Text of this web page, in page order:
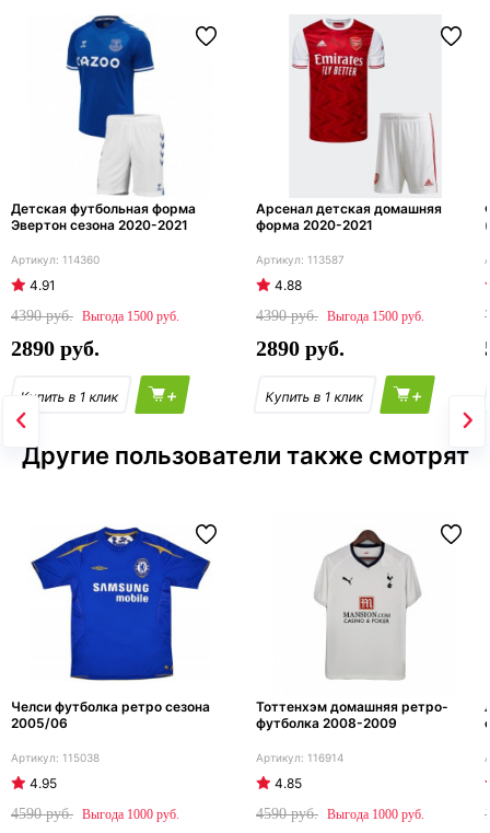
Детская футбольная форма
Эвертон сезона 2020-2021
114360
4.91
4390
1500
2890
+
Арсенал детская домашняя
форма 2020-2021
113587
4.88
4390
1500
2890
+
Другие пользователи также смотрят
Челси футболка ретро сезона
2005/06
115038
4.95
4590
1000
Тоттенхэм домашняя ретро-
футболка 2008-2009
116914
4.85
4590
1000